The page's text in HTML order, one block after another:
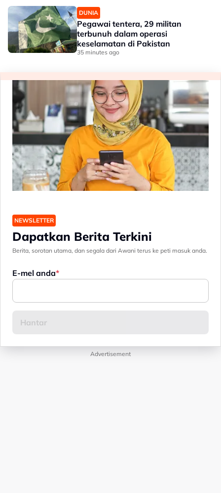
DUNIA
Pegawai tentera, 29 militan
terbunuh dalam operasi
keselamatan di Pakistan
35 minutes ago
NEWSLETTER
Dapatkan Berita Terkini
Berita, sorotan utama, dan segala dari Awani terus ke peti masuk anda.
E-mel anda
Advertisement